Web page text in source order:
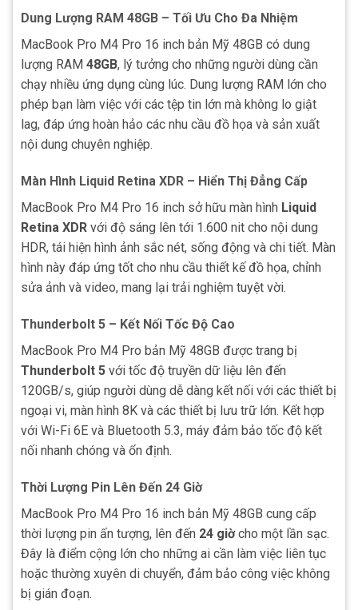
Dung Lượng RAM 48GB – Tối Ưu Cho Đa Nhiệm
MacBook Pro M4 Pro 16 inch bản Mỹ 48GB có dung
lượng RAM 48GB, lý tưởng cho những người dùng cần
chạy nhiều ứng dụng cùng lúc. Dung lượng RAM lớn cho
phép bạn làm việc với các tệp tin lớn mà không lo giật
lag, đáp ứng hoàn hảo các nhu cầu đồ họa và sản xuất
nội dung chuyên nghiệp.
Màn Hình Liquid Retina XDR – Hiển Thị Đẳng Cấp
MacBook Pro M4 Pro 16 inch sở hữu màn hình Liquid
Retina XDR với độ sáng lên tới 1.600 nit cho nội dung
HDR, tái hiện hình ảnh sắc nét, sống động và chi tiết. Màn
hình này đáp ứng tốt cho nhu cầu thiết kế đồ họa, chỉnh
sửa ảnh và video, mang lại trải nghiệm tuyệt vời.
Thunderbolt 5 – Kết Nối Tốc Độ Cao
MacBook Pro M4 Pro bản Mỹ 48GB được trang bị
Thunderbolt 5 với tốc độ truyền dữ liệu lên đến
120GB/s, giúp người dùng dễ dàng kết nối với các thiết bị
ngoại vi, màn hình 8K và các thiết bị lưu trữ lớn. Kết hợp
với Wi-Fi 6E và Bluetooth 5.3, máy đảm bảo tốc độ kết
nối nhanh chóng và ổn định.
Thời Lượng Pin Lên Đến 24 Giờ
MacBook Pro M4 Pro 16 inch bản Mỹ 48GB cung cấp
thời lượng pin ấn tượng, lên đến 24 giờcho một lần sạc.
Đây là điểm cộng lớn cho những ai cần làm việc liên tục
hoặc thường xuyên di chuyển, đảm bảo công việc không
bị gián đoạn.